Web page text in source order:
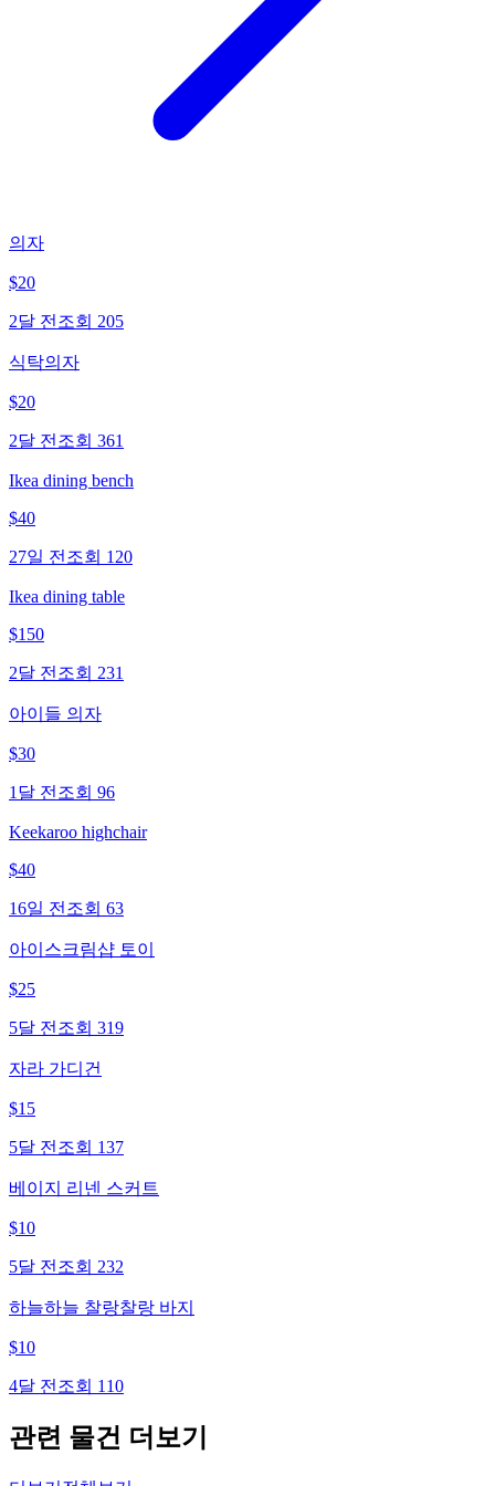
의자
$20
2달 전 조회 205
식탁의자
$20
2달 전 조회 361
Ikea dining bench
$40
27일 전 조회 120
Ikea dining table
$150
2달 전 조회 231
아이들 의자
$30
1달 전 조회 96
Keekaroo highchair
$40
16일 전 조회 63
아이스크림샵 토이
$25
5달 전 조회 319
자라 가디건
$15
5달 전 조회 137
베이지 리넨 스커트
$10
5달 전 조회 232
하늘하늘 찰랑찰랑 바지
$10
4달 전 조회 110
관련 물건 더보기